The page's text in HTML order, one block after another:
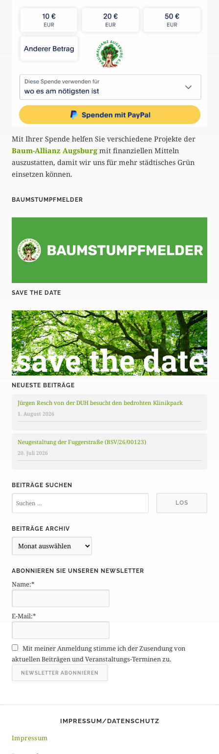
Mit Ihrer Spende helfen Sie verschiedene Projekte der
Baum-Allianz Augsburg mit finanziellen Mitteln
auszustatten, damit wir uns für mehr städtisches Grün
einsetzen können.
BAUMSTUMPFMELDER
SAVE THE DATE
NEUESTE BEITRÄGE
Jürgen Resch von der DUH besucht den bedrohten Klinikpark
1. August 2026
Neugestaltung der Fuggerstraße (BSV/26/00123)
20. Juli 2026
BEITRÄGE SUCHEN
BEITRÄGE ARCHIV
e
t
r
g
e
r
c
h
v
ABONNIEREN SIE UNSEREN NEWSLETTER
Name:*
E-Mail:*
Mit meiner Anmeldung stimme ich der Zusendung von
aktuellen Beiträgen und Veranstaltungs-Terminen zu.
IMPRESSUM/DATENSCHUTZ
Impressum